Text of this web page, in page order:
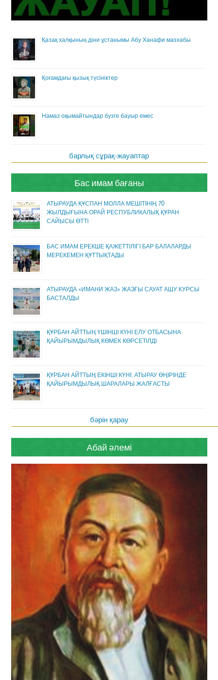
Қазақ халқының діни ұстанымы Абу Ханафи мазхабы
Қоғамдағы қызық түсініктер
Намаз оқымайтындар бузге бауыр емес
барлық сұрақ-жауаптар
Бас имам бағаны
АТЫРАУДА ҚҰСПАН МОЛЛА МЕШІТІНІҢ 70
ЖЫЛДЫҒЫНА ОРАЙ РЕСПУБЛИКАЛЫҚ ҚҰРАН
САЙЫСЫ ӨТТІ
БАС ИМАМ ЕРЕКШЕ ҚАЖЕТТІЛІГІ БАР БАЛАЛАРДЫ
МЕРЕКЕМЕН ҚҰТТЫҚТАДЫ
АТЫРАУДА «ИМАНИ ЖАЗ» ЖАЗҒЫ САУАТ АШУ КУРСЫ
БАСТАЛДЫ
ҚҰРБАН АЙТТЫҢ ҮШІНШІ КҮНІ ЕЛУ ОТБАСЫНА
ҚАЙЫРЫМДЫЛЫҚ КӨМЕК КӨРСЕТІЛДІ
ҚҰРБАН АЙТТЫҢ ЕКІНШІ КҮНІ: АТЫРАУ ӨҢІРІНДЕ
ҚАЙЫРЫМДЫЛЫҚ ШАРАЛАРЫ ЖАЛҒАСТЫ
бәрін қарау
Абай әлемі